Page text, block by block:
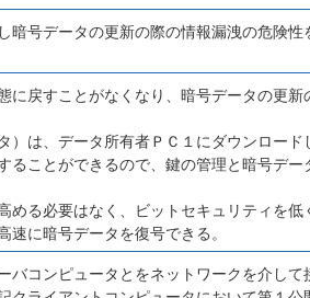
暗号データの更新の際の情報漏洩の危険
に戻すことがなくなり、暗号データの更
）は、データ所有者ＰＣ１にダウンロー
ることができるので、鍵の管理と暗号デ
める必要はなく、ビットセキュリティを
速に暗号データを復号できる。
バコンピュータとをネットワークを介して